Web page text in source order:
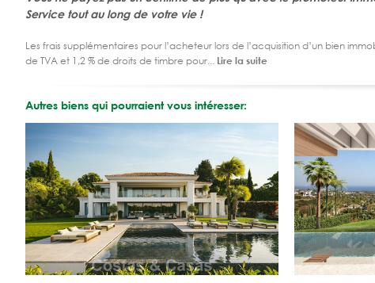
Service tout au long de votre vie !
Les frais supplémentaires pour l’acheteur lors de l’acquisition d’un bien
de TVA et 1,2 % de droits de timbre pour... Lire la suite
Autres biens qui pourraient vous intéresser: